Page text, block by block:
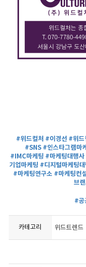
#위드컬처 #이경선 #위드
#SNS #인스타그램마
#IMC마케팅 #마케팅대행사
기업마케팅 #디지털마케팅
#마케팅연구소 #마케팅컨
브
#공
카테고리 위드트렌드